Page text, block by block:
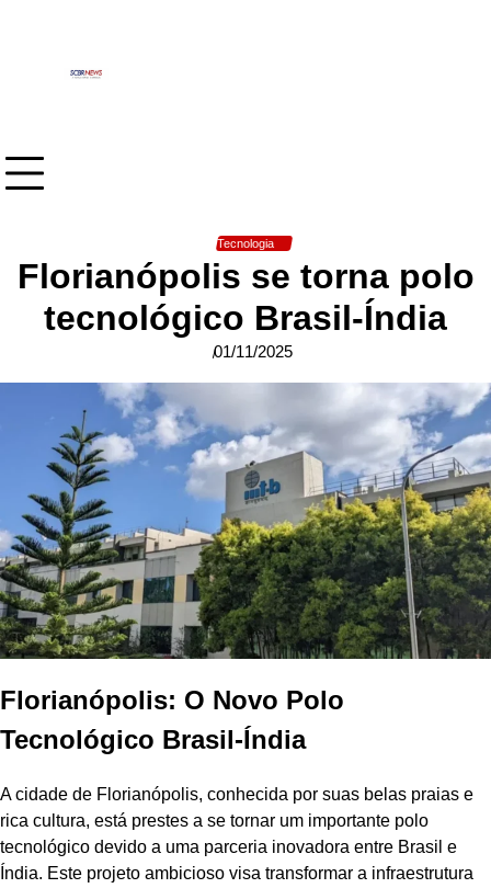
Tecnologia
Florianópolis se torna polo
tecnológico Brasil-Índia
01/11/2025
Florianópolis: O Novo Polo
Tecnológico Brasil-Índia
A cidade de Florianópolis, conhecida por suas belas praias e
rica cultura, está prestes a se tornar um importante polo
tecnológico devido a uma parceria inovadora entre Brasil e
Índia. Este projeto ambicioso visa transformar a infraestrutura